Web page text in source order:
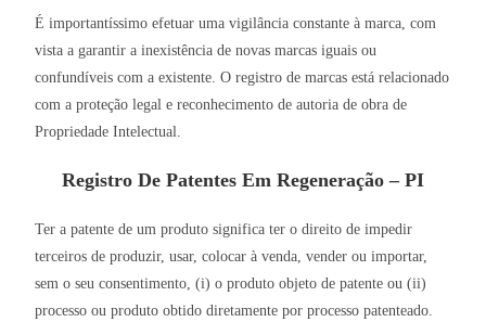
É importantíssimo efetuar uma vigilância constante à marca, com
vista a garantir a inexistência de novas marcas iguais ou
confundíveis com a existente. O registro de marcas está relacionado
com a proteção legal e reconhecimento de autoria de obra de
Propriedade Intelectual.
Registro De Patentes Em Regeneração – PI
Ter a patente de um produto significa ter o direito de impedir
terceiros de produzir, usar, colocar à venda, vender ou importar,
sem o seu consentimento, (i) o produto objeto de patente ou (ii)
processo ou produto obtido diretamente por processo patenteado.